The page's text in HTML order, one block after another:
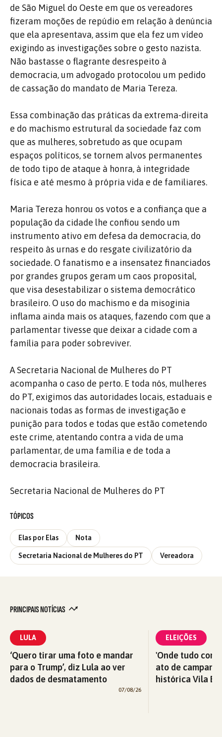
de São Miguel do Oeste em que os vereadores
fizeram moções de repúdio em relação à denúncia
que ela apresentava, assim que ela fez um vídeo
exigindo as investigações sobre o gesto nazista.
Não bastasse o flagrante desrespeito à
democracia, um advogado protocolou um pedido
de cassação do mandato de Maria Tereza.
Essa combinação das práticas da extrema-direita
e do machismo estrutural da sociedade faz com
que as mulheres, sobretudo as que ocupam
espaços políticos, se tornem alvos permanentes
de todo tipo de ataque à honra, à integridade
física e até mesmo à própria vida e de familiares.
Maria Tereza honrou os votos e a confiança que a
população da cidade lhe confiou sendo um
instrumento ativo em defesa da democracia, do
respeito às urnas e do resgate civilizatório da
sociedade. O fanatismo e a insensatez financiados
por grandes grupos geram um caos proposital,
que visa desestabilizar o sistema democrático
brasileiro. O uso do machismo e da misoginia
inflama ainda mais os ataques, fazendo com que a
parlamentar tivesse que deixar a cidade com a
família para poder sobreviver.
A Secretaria Nacional de Mulheres do PT
acompanha o caso de perto. E toda nós, mulheres
do PT, exigimos das autoridades locais, estaduais e
nacionais todas as formas de investigação e
punição para todos e todas que estão cometendo
este crime, atentando contra a vida de uma
parlamentar, de uma família e de toda a
democracia brasileira.
Secretaria Nacional de Mulheres do PT
TÓPICOS
Elas por Elas Nota
Secretaria Nacional de Mulheres do PT Vereadora
PRINCIPAIS NOTÍCIAS
LULA
‘Quero tirar uma foto e mandar
para o Trump’, diz Lula ao ver
dados de desmatamento
07/08/26
ELEIÇÕES
'Onde tudo
ato de
histórica Vila